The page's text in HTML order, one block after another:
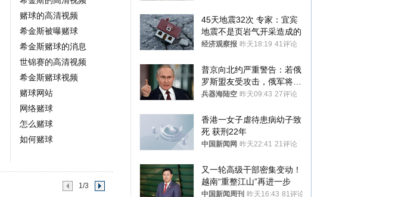
赌球的高清视频
希金斯被曝赌球
希金斯赌球的消息
世锦赛的高清视频
希金斯赌球视频
赌球网站
网络赌球
怎么赌球
如何赌球
1/3
45天地震32次 专家：宜宾
地震不是页岩气开采造成的
经济观察报 昨天18:19 41评论
普京向北约严重警告：若俄
罗斯盟友受攻击，俄军将动
用核武器保护
兵器海陆空 昨天09:43 27评论
香港一女子虐待患病幼子致
死 获刑22年
中国新闻网 昨天22:41 21评论
又一轮高级干部密集变动！
越南“重整江山”再进一步
中国新闻周刊 昨天16:43 81评论